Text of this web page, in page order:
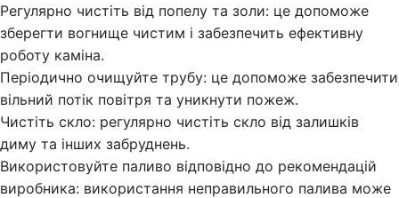
Регулярно чистіть від попелу та золи: це допоможе
зберегти вогнище чистим і забезпечить ефективну
роботу каміна.
Періодично очищуйте трубу: це допоможе забезпечити
вільний потік повітря та уникнути пожеж.
Чистіть скло: регулярно чистіть скло від залишків
диму та інших забруднень.
Використовуйте паливо відповідно до рекомендацій
виробника: використання неправильного палива може